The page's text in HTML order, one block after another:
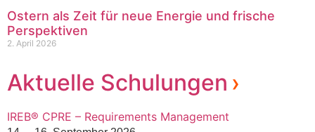
Ostern als Zeit für neue Energie und frische
Perspektiven
2. April 2026
Aktuelle Schulungen
IREB® CPRE – Requirements Management